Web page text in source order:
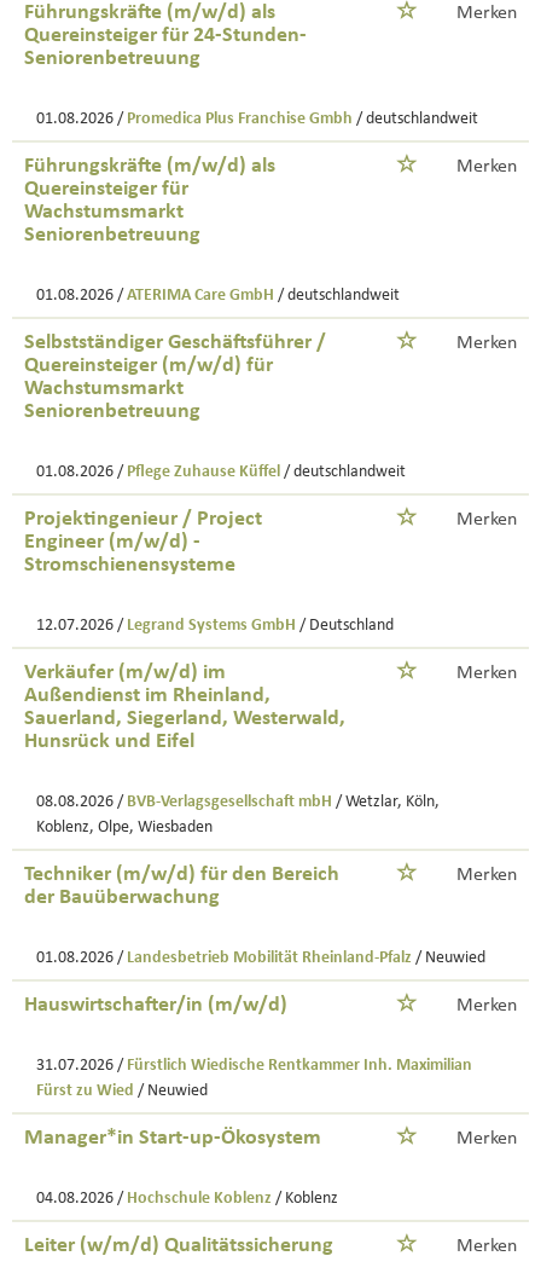
Führungskräfte (m/w/d) als
Quereinsteiger für 24-Stunden-
Seniorenbetreuung
Merken
01.08.2026 / Promedica Plus Franchise Gmbh / deutschlandweit
Führungskräfte (m/w/d) als
Quereinsteiger für
Wachstumsmarkt
Seniorenbetreuung
Merken
01.08.2026 / ATERIMA Care GmbH / deutschlandweit
Selbstständiger Geschäftsführer /
Quereinsteiger (m/w/d) für
Wachstumsmarkt
Seniorenbetreuung
Merken
01.08.2026 / Pflege Zuhause Küffel / deutschlandweit
Projektingenieur / Project
Engineer (m/w/d) -
Stromschienensysteme
Merken
12.07.2026 / Legrand Systems GmbH / Deutschland
Verkäufer (m/w/d) im
Außendienst im Rheinland,
Sauerland, Siegerland, Westerwald,
Hunsrück und Eifel
Merken
08.08.2026 / BVB-Verlagsgesellschaft mbH / Wetzlar, Köln,
Koblenz, Olpe, Wiesbaden
Techniker (m/w/d) für den Bereich
der Bauüberwachung
Merken
01.08.2026 / Landesbetrieb Mobilität Rheinland-Pfalz / Neuwied
Hauswirtschafter/in (m/w/d) Merken
31.07.2026 / Fürstlich Wiedische Rentkammer Inh. Maximilian
Fürst zu Wied / Neuwied
Manager*in Start-up-Ökosystem Merken
04.08.2026 / Hochschule Koblenz / Koblenz
Leiter (w/m/d) Qualitätssicherung Merken